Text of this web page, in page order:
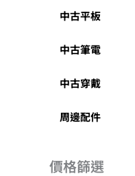
中古平板
中古筆電
中古穿戴
周邊配件
價格篩選